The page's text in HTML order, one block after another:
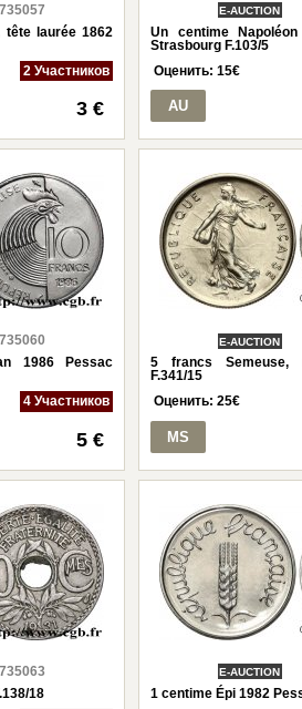
tête laurée 1862
2 Участников
3 €
E-AUCTION
Un centime
Strasbourg F.103/5
Оценить:15€
AU
1986 Pessac
4 Участников
5 €
E-AUCTION
5 francs Semeuse,
F.341/15
Оценить:25€
MS
18
E-AUCTION
1 centime Épi 1982